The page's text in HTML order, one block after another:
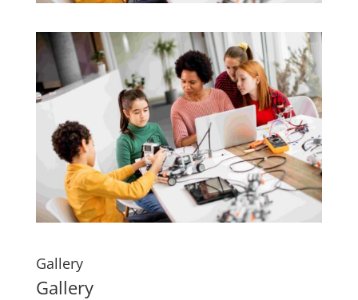
Gallery
Gallery